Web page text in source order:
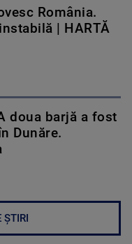
România.
| HARTĂ
doua barjă a fost
Dunăre.
ȘTIRI